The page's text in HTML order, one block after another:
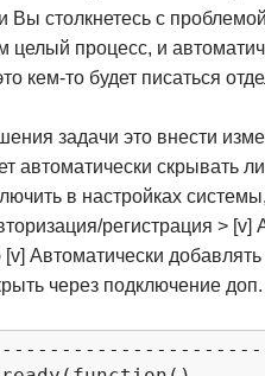
Вы столкнетесь с
целый процесс, и
кем-то будет писаться
задачи это внести
автоматически скрывать
в настройках
регистрация >
Автоматически
через подключение доп.